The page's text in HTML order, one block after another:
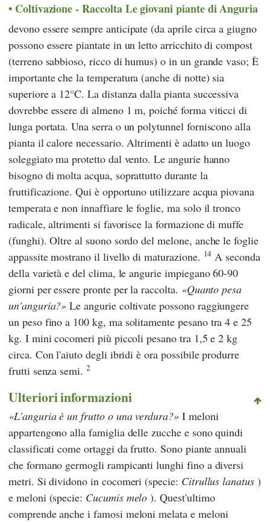
Coltivazione - Raccolta Le giovani piante di Anguria
devono essere sempre anticipate (da aprile circa a giugno
possono essere piantate in un letto arricchito di compost
(terreno sabbioso, ricco di humus) o in un grande vaso; È
importante che la temperatura (anche di notte) sia
superiore a 12°C. La distanza dalla pianta successiva
dovrebbe essere di almeno 1 m, poiché forma viticci di
lunga portata. Una serra o un polytunnel forniscono alla
pianta il calore necessario. Altrimenti è adatto un luogo
soleggiato ma protetto dal vento. Le angurie hanno
bisogno di molta acqua, soprattutto durante la
fruttificazione. Qui è opportuno utilizzare acqua piovana
temperata e non innaffiare le foglie, ma solo il tronco
radicale, altrimenti si favorisce la formazione di muffe
(funghi). Oltre al suono sordo del melone, anche le foglie
appassite mostrano il livello di maturazione. 14 A seconda
della varietà e del clima, le angurie impiegano 60-90
giorni per essere pronte per la raccolta.
Quanto pesa
un'anguria? Le angurie coltivate possono raggiungere
un peso fino a 100 kg, ma solitamente pesano tra 4 e 25
kg. I mini cocomeri più piccoli pesano tra 1,5 e 2 kg
circa. Con l'aiuto degli ibridi è ora possibile produrre
frutti senza semi. 2
Ulteriori informazioni
L'anguria è un frutto o una verdura? I meloni
appartengono alla famiglia delle zucche e sono quindi
classificati come ortaggi da frutto. Sono piante annuali
che formano germogli rampicanti lunghi fino a diversi
metri. Si dividono in cocomeri (specie: Citrullus lanatus)
e meloni (specie: Cucumis melo ). Quest'ultimo
comprende anche i famosi meloni melata e meloni